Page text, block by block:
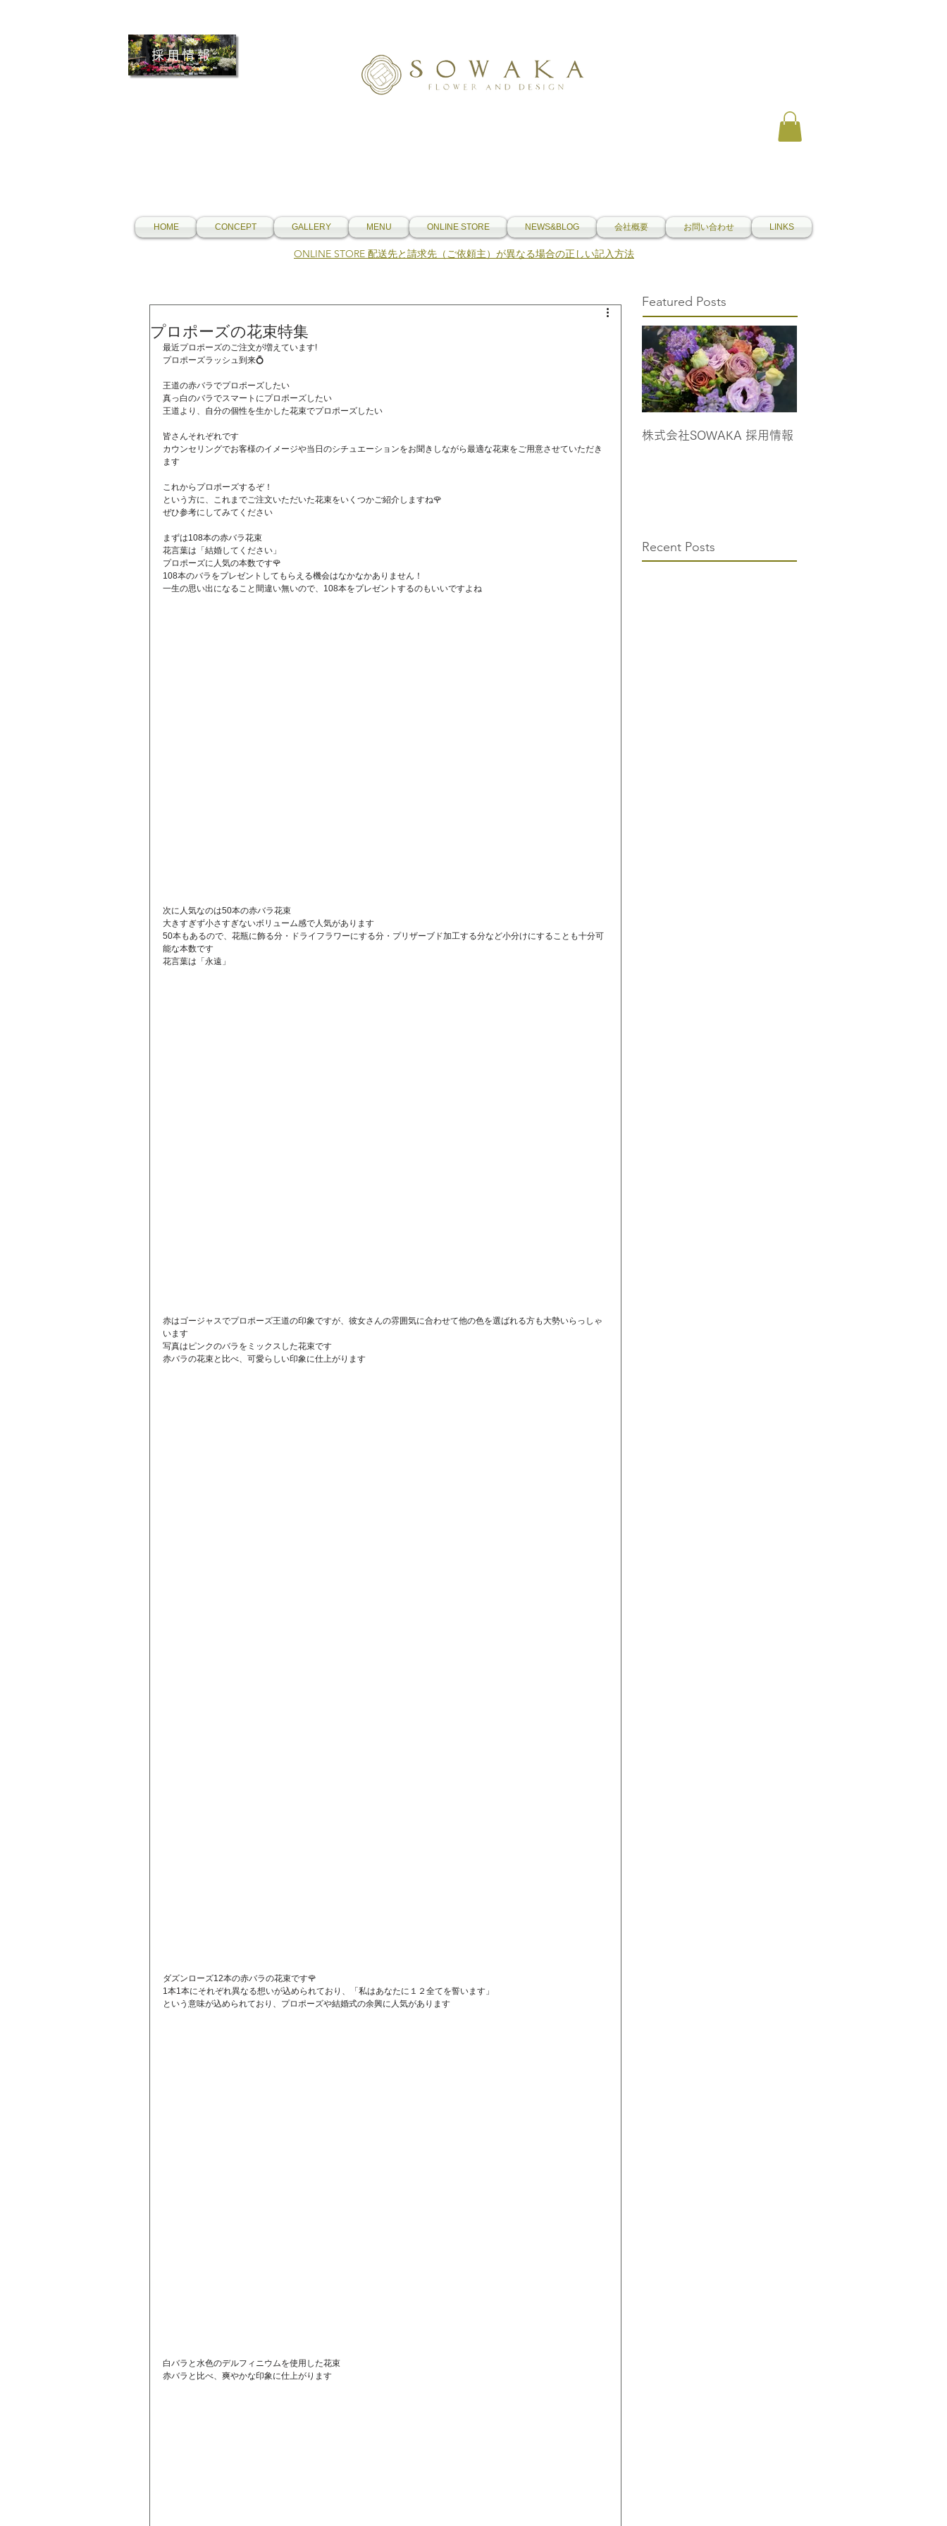
採用情報
HOME CONCEPT GALLERY MENU ONLINE STORE NEWS&BLOG 会社概要 お問い合わせ LINKS
​ONLINE STORE 配送先と請求先（ご依頼主）が異なる場合の正しい記入方法
プロポーズの花束特集
最近プロポーズのご注文が増えています!
プロポーズラッシュ到来💍
王道の赤バラでプロポーズしたい
真っ白のバラでスマートにプロポーズしたい
王道より、自分の個性を生かした花束でプロポーズしたい
皆さんそれぞれです
カウンセリングでお客様のイメージや当日のシチュエーションをお聞きしながら最適な花束をご用意させていただき
ます
これからプロポーズするぞ！
という方に、これまでご注文いただいた花束をいくつかご紹介しますね🌹
ぜひ参考にしてみてください
まずは108本の赤バラ花束
花言葉は「結婚してください」
プロポーズに人気の本数です🌹
108本のバラをプレゼントしてもらえる機会はなかなかありません！
一生の思い出になること間違い無いので、108本をプレゼントするのもいいですよね
次に人気なのは50本の赤バラ花束
大きすぎず小さすぎないボリューム感で人気があります
50本もあるので、花瓶に飾る分・ドライフラワーにする分・プリザーブド加工する分など小分けにすることも十分可
能な本数です
花言葉は「永遠」
赤はゴージャスでプロポーズ王道の印象ですが、彼女さんの雰囲気に合わせて他の色を選ばれる方も大勢いらっしゃ
います
写真はピンクのバラをミックスした花束です
赤バラの花束と比べ、可愛らしい印象に仕上がります
ダズンローズ12本の赤バラの花束です🌹
1本1本にそれぞれ異なる想いが込められており、「私はあなたに１２全てを誓います」
という意味が込められており、プロポーズや結婚式の余興に人気があります
白バラと水色のデルフィニウムを使用した花束
赤バラと比べ、爽やかな印象に仕上がります
Featured Posts
株式会社SOWAKA 採用情報
Recent Posts